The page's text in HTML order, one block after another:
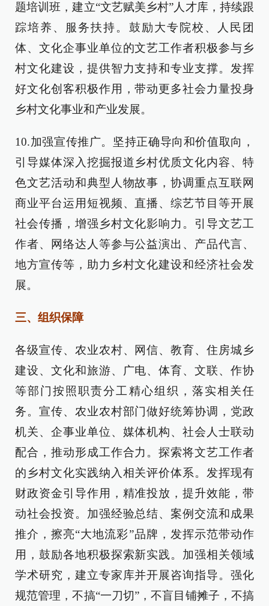
题培训班，建立“文艺赋美乡村”人才库，持续跟
踪培养、服务扶持。鼓励大专院校、人民团
体、文化企事业单位的文艺工作者积极参与乡
村文化建设，提供智力支持和专业支撑。发挥
好文化创客积极作用，带动更多社会力量投身
乡村文化事业和产业发展。
10.加强宣传推广。坚持正确导向和价值取向，
引导媒体深入挖掘报道乡村优质文化内容、特
色文艺活动和典型人物故事，协调重点互联网
商业平台运用短视频、直播、综艺节目等开展
社会传播，增强乡村文化影响力。引导文艺工
作者、网络达人等参与公益演出、产品代言、
地方宣传等，助力乡村文化建设和经济社会发
展。
三、组织保障
各级宣传、农业农村、网信、教育、住房城乡
建设、文化和旅游、广电、体育、文联、作协
等部门按照职责分工精心组织，落实相关任
务。宣传、农业农村部门做好统筹协调，党政
机关、企事业单位、媒体机构、社会人士联动
配合，推动形成工作合力。探索将文艺工作者
的乡村文化实践纳入相关评价体系。发挥现有
财政资金引导作用，精准投放，提升效能，带
动社会投资。加强经验总结、案例交流和成果
推介，擦亮“大地流彩”品牌，发挥示范带动作
用，鼓励各地积极探索新实践。加强相关领域
学术研究，建立专家库并开展咨询指导。强化
规范管理，不搞“一刀切”，不盲目铺摊子，不搞